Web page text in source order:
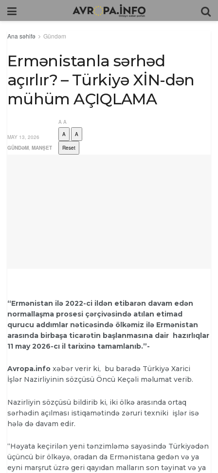
Ana səhifə Gündəm
Ermənistanla sərhəd
açırlır? – Türkiyə XİN-dən
mühüm AÇIQLAMA
MAY 13, 2026
GÜNDƏM, MANŞET
A A
A
A
Reset
“Ermənistan ilə 2022-ci ildən etibarən davam edən
normallaşma prosesi çərçivəsində atılan etimad
qurucu addımlar nəticəsində ölkəmiz ilə Ermənistan
arasında birbaşa ticarətin başlanmasına dair hazırlıqlar
11 may 2026-cı il tarixinə tamamlanıb.”-
Avropa.info xəbər verir ki, bu barədə Türkiyə Xarici
İşlər Nazirliyinin sözçüsü Öncü Keçəli məlumat verib.
Nazirliyin sözçüsü bildirib ki, iki ölkə arasında ortaq
sərhədin açılması istiqamətində zəruri texniki işlər isə
hələ də davam edir.
“Həyata keçirilən yeni tənzimləmə sayəsində Türkiyədən
üçüncü bir ölkəyə, oradan da Ermənistana gedən və ya
eyni marşrut üzrə geri qayıdan malların son təyinat və ya